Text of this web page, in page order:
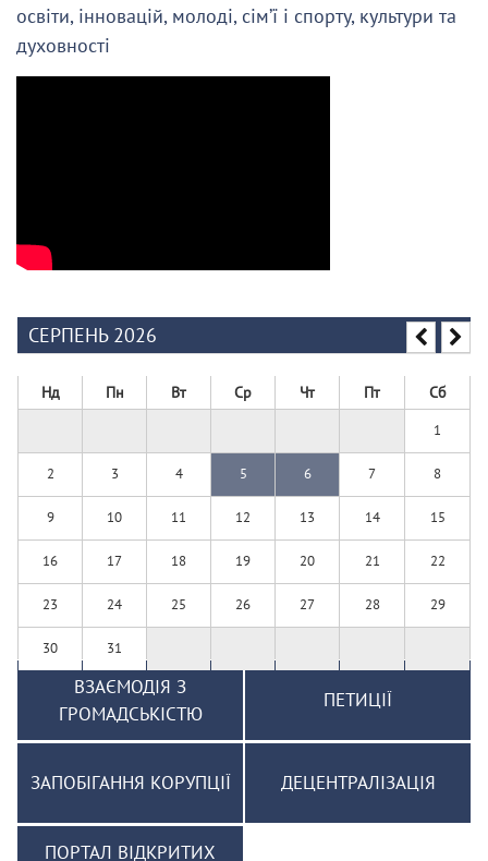
освіти, інновацій, молоді, сім’ї і спорту, культури та
духовності
СЕРПЕНЬ 2026
Нд Пн Вт Ср Чт Пт Сб
1
2 3 4 5 6 7 8
9 10 11 12 13 14 15
16 17 18 19 20 21 22
23 24 25 26 27 28 29
30 31
ВЗАЄМОДІЯ З
ГРОМАДСЬКІСТЮ
ПЕТИЦІЇ
ЗАПОБІГАННЯ КОРУПЦІЇ ДЕЦЕНТРАЛІЗАЦІЯ
ПОРТАЛ ВІДКРИТИХ